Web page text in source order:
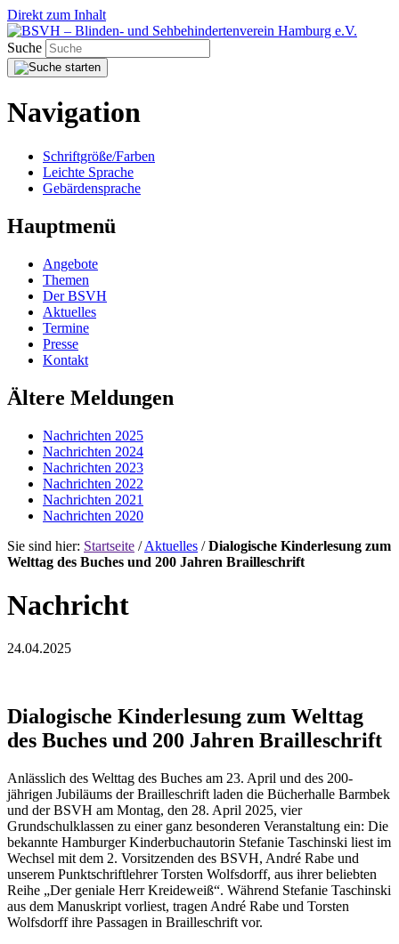
Direkt zum Inhalt
Suche
Navigation
Schriftgröße/Farben
Leichte Sprache
Gebärdensprache
Hauptmenü
Angebote
Themen
Der BSVH
Aktuelles
Termine
Presse
Kontakt
Ältere Meldungen
Nachrichten 2025
Nachrichten 2024
Nachrichten 2023
Nachrichten 2022
Nachrichten 2021
Nachrichten 2020
Sie sind hier: Startseite /Aktuelles /Dialogische Kinderlesung zum
Welttag des Buches und 200 Jahren Brailleschrift
Nachricht
24.04.2025
Dialogische Kinderlesung zum Welttag
des Buches und 200 Jahren Brailleschrift
Anlässlich des Welttag des Buches am 23. April und des 200-
jährigen Jubiläums der Brailleschrift laden die Bücherhalle Barmbek
und der BSVH am Montag, den 28. April 2025, vier
Grundschulklassen zu einer ganz besonderen Veranstaltung ein: Die
bekannte Hamburger Kinderbuchautorin Stefanie Taschinski liest im
Wechsel mit dem 2. Vorsitzenden des BSVH, André Rabe und
unserem Punktschriftlehrer Torsten Wolfsdorff, aus ihrer beliebten
Reihe „Der geniale Herr Kreideweiß“. Während Stefanie Taschinski
aus dem Manuskript vorliest, tragen André Rabe und Torsten
Wolfsdorff ihre Passagen in Brailleschrift vor.